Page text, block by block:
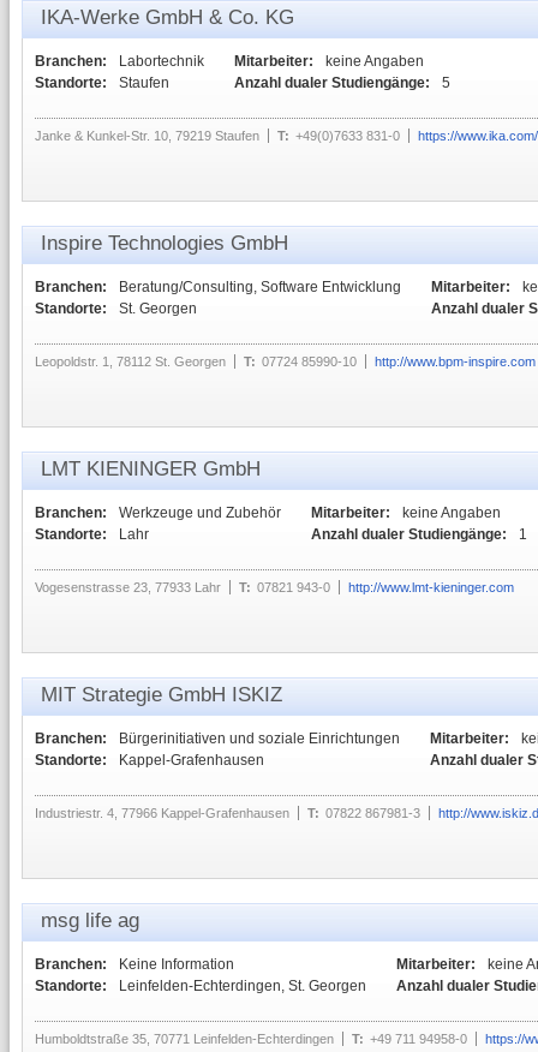
IKA-Werke GmbH & Co. KG
Branchen:
Labortechnik
Standorte:
Staufen
Mitarbeiter:
keine Angaben
Anzahl dualer Studiengänge:
5
Janke & Kunkel-Str. 10, 79219 Staufen T: +49(0)7633 831-0 https://
Inspire Technologies GmbH
Branchen:
Beratung/Consulting, Software Entwicklung
Standorte:
St. Georgen
Mitarbeiter:
Anzahl dualer
Leopoldstr. 1, 78112 St. Georgen T: 07724 85990-10 http://www.bpm-inspire.com
LMT KIENINGER GmbH
Branchen:
Werkzeuge und Zubehör
Standorte:
Lahr
Mitarbeiter:
keine Angaben
Anzahl dualer Studiengänge:
1
Vogesenstrasse 23, 77933 Lahr T: 07821 943-0 http://www.lmt-kieninger.com
MIT Strategie GmbH ISKIZ
Branchen:
Bürgerinitiativen und soziale Einrichtungen
Standorte:
Kappel-Grafenhausen
Mitarbeiter:
Anzahl dualer
Industriestr. 4, 77966 Kappel-Grafenhausen T: 07822 867981-3 http://
msg life ag
Branchen:
Keine Information
Standorte:
Leinfelden-Echterdingen, St. Georgen
Mitarbeiter:
keine
Anzahl dualer
Humboldtstraße 35, 70771 Leinfelden-Echterdingen T: +49 711 94958-0 https://